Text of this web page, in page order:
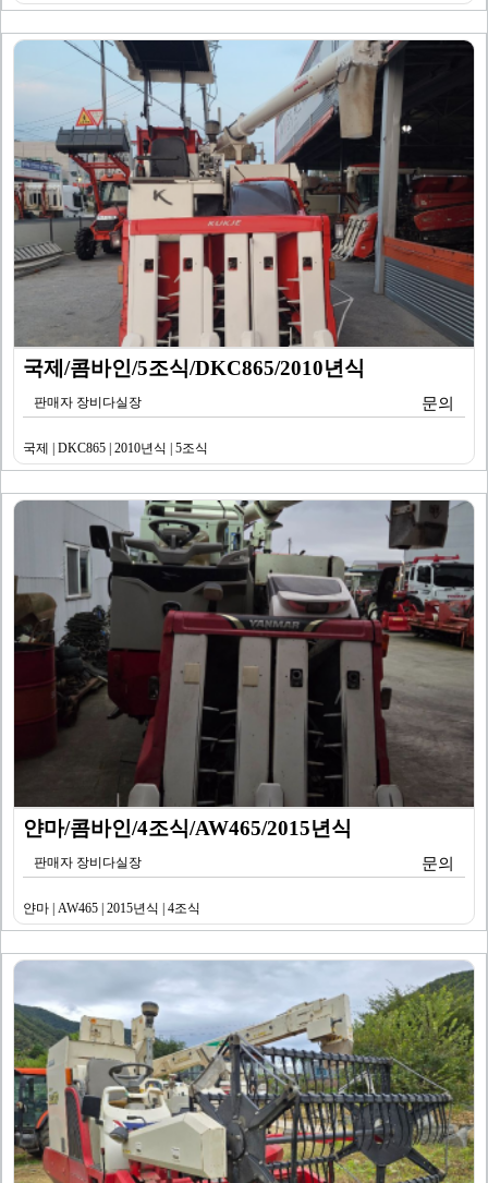
국제/콤바인/5조식/DKC865/2010년식
판매자 장비다실장 문의
국제 | DKC865 | 2010년식 | 5조식
얀마/콤바인/4조식/AW465/2015년식
판매자 장비다실장 문의
얀마 | AW465 | 2015년식 | 4조식